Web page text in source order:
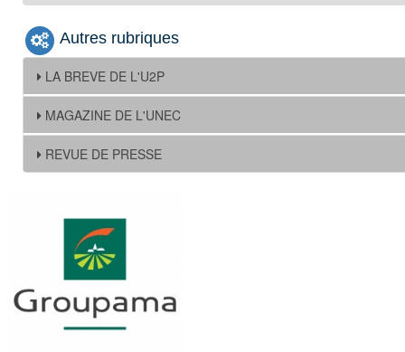
Autres rubriques
LA BREVE DE L'U2P
MAGAZINE DE L'UNEC
REVUE DE PRESSE